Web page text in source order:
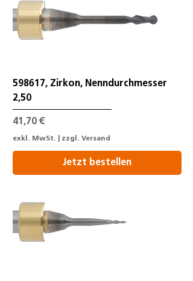
598617, Zirkon, Nenndurchmesser
2,50
Preis
41,70 €
exkl. MwSt. zzgl. Versand
Jetzt bestellen